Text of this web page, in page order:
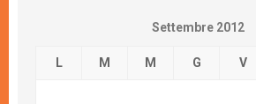
Settembre 2012
L M M G V